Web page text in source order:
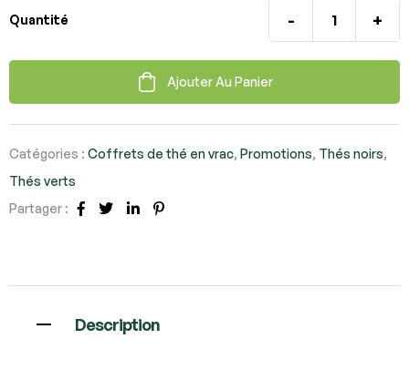
Quantité - +
Ajouter Au Panier
Catégories : Coffrets de thé en vrac, Promotions, Thés noirs,
Thés verts
Partager :
Facebook
TwitterLinkedin
Description